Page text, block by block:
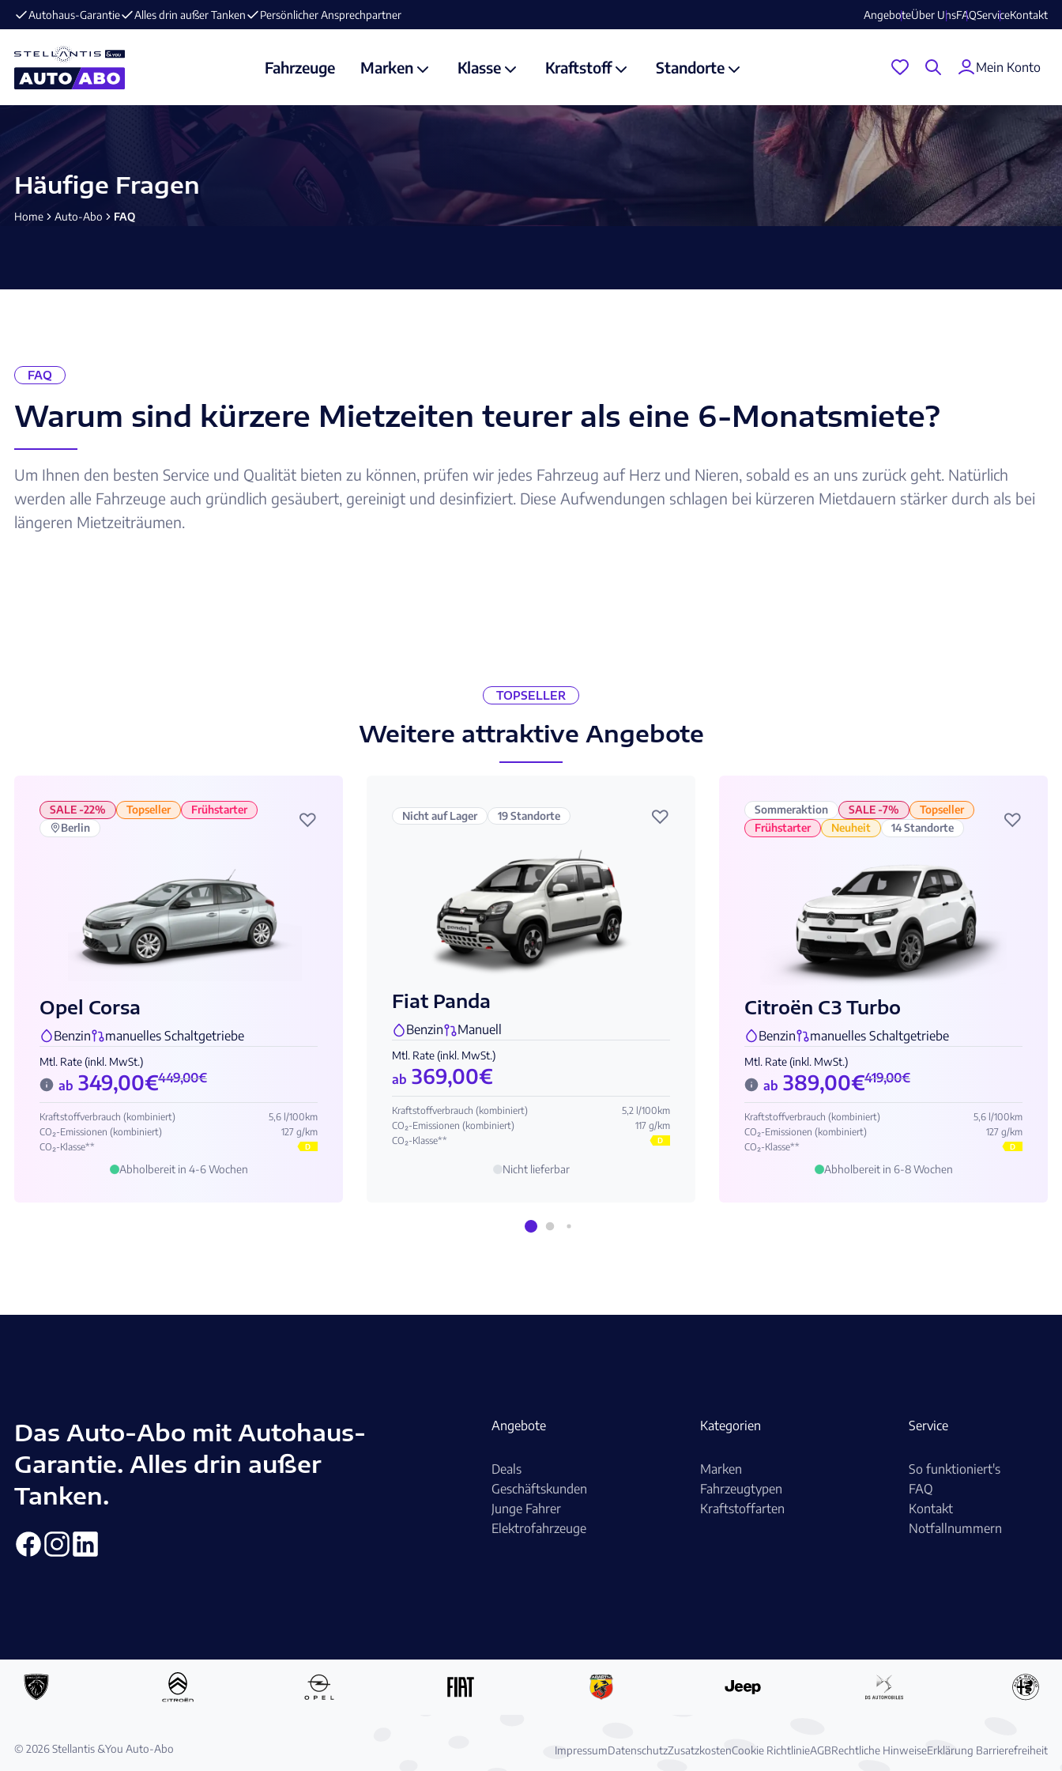
E-Mobilität im Angebot ⚡️ jetzt aufladen und losfahren! AngeboteÜber UnsFAQServiceKontakt
Mein Konto
Fahrzeuge Marken Klasse Kraftstoff Standorte
Häufige Fragen
Home Auto-Abo FAQ
FAQ
Warum sind kürzere Mietzeiten teurer als eine 6-Monatsmiete?
Um Ihnen den besten Service und Qualität bieten zu können, prüfen wir jedes Fahrzeug auf Herz und Nieren, sobald es an uns zurück geht. Natürlich
werden alle Fahrzeuge auch gründlich gesäubert, gereinigt und desinfiziert. Diese Aufwendungen schlagen bei kürzeren Mietdauern stärker durch als bei
längeren Mietzeiträumen.
TOPSELLER
Weitere attraktive Angebote
SALE -22% Topseller
Frühstarter
Berlin
♡
Opel Corsa
Benzin manuelles Schaltgetriebe
Mtl. Rate (inkl. MwSt.)
ab 449,00€
349,00€
Kraftstoffverbrauch (kombiniert)
5,6 l/100km
CO₂-Emissionen (kombiniert)
127 g/km
CO₂-Klasse**
D
Abholbereit in 4-6 Wochen
Nicht auf Lager 19 Standorte ♡
Fiat Panda
Benzin Manuell
Mtl. Rate (inkl. MwSt.)
ab 369,00€
Kraftstoffverbrauch (kombiniert)
5,2 l/100km
CO₂-Emissionen (kombiniert)
117 g/km
CO₂-Klasse**
D
Nicht lieferbar
Sommeraktion SALE -7%
Topseller
Frühstarter
Neuheit 14 Standorte ♡
Citroën C3 Turbo
Benzin manuelles Schaltgetriebe
Mtl. Rate (inkl. MwSt.)
ab 419,00€
389,00€
Kraftstoffverbrauch (kombiniert)
5,6 l/100km
CO₂-Emissionen (kombiniert)
127 g/km
CO₂-Klasse**
D
Abholbereit in 6-8 Wochen
Das Auto-Abo mit Autohaus-
Garantie. Alles drin außer
Tanken.
Angebote
Deals
Geschäftskunden
Junge Fahrer
Elektrofahrzeuge
Kategorien
Marken
Fahrzeugtypen
Kraftstoffarten
Service
So funktioniert's
FAQ
Kontakt
Notfallnummern
© 2026 Stellantis &You Auto-Abo ImpressumDatenschutzZusatzkostenCookie RichtlinieAGBRechtliche HinweiseErklärung Barrierefreiheit